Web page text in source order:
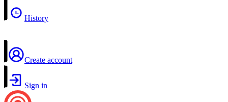
History
Create account
Sign in